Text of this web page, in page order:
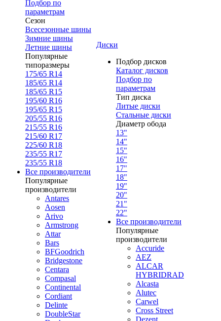
Подбор по
параметрам
Сезон
Всесезонные шины
Зимние шины
Летние шины
Популярные
типоразмеры
175/65 R14
185/65 R14
185/65 R15
195/60 R16
195/65 R15
205/55 R16
215/55 R16
215/60 R17
225/60 R18
235/55 R17
235/55 R18
Все производители
Популярные
производители
Antares
Aosen
Arivo
Armstrong
Attar
Bars
BFGoodrich
Bridgestone
Centara
Compasal
Continental
Cordiant
Delinte
DoubleStar
Диски
Подбор дисков
Каталог дисков
Подбор по
параметрам
Тип диска
Литые диски
Стальные диски
Диаметр обода
13"
14"
15"
16"
17"
18"
19"
20"
21"
22"
Все производители
Популярные
производители
Accuride
AEZ
ALCAR
HYBRIDRAD
Alcasta
Alutec
Carwel
Cross Street
Dezent